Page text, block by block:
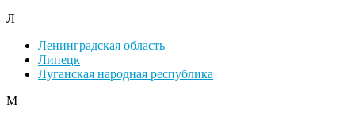
Л
Ленинградская область
Липецк
Луганская народная республика
М